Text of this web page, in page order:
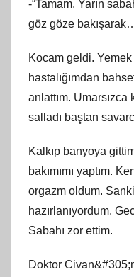
-“Tamam. Yarın
göz göze
Kocam geldi.
hastalığımdan
anlattım. Umarsızca
salladı baştan
Kalkıp banyoya
bakımımı yaptım.
orgazm oldum.
hazırlanıyordum.
Sabahı zor ettim.
Doktor